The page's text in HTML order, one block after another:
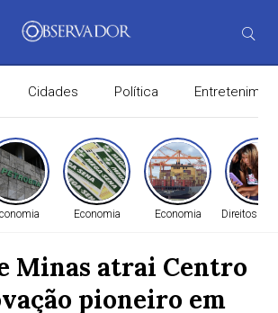
Cidades Política
Economia Economia Direitos
Minas atrai Centro
pioneiro em